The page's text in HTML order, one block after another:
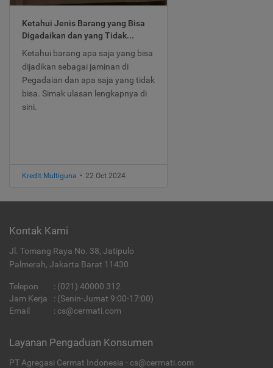
Ketahui Jenis Barang yang Bisa
Digadaikan dan yang Tidak...
Ketahui barang apa saja yang bisa
dijadikan sebagai jaminan di
Pegadaian dan apa saja yang tidak
bisa. Simak ulasan lengkapnya di
sini.
Kredit Multiguna • 22 Oct 2024
Kontak Kami
Jl. Tomang Raya No. 38, Jatipulo
Palmerah, Jakarta Barat 11430
Telepon : (021) 40000 312
Jam Kerja
: (Senin-Jumat 9:00-17:00)
Email
: cs@cermati.com
Layanan Pengaduan Konsumen
PT Agregasi Cermat Indonesia - cs@cermati.com